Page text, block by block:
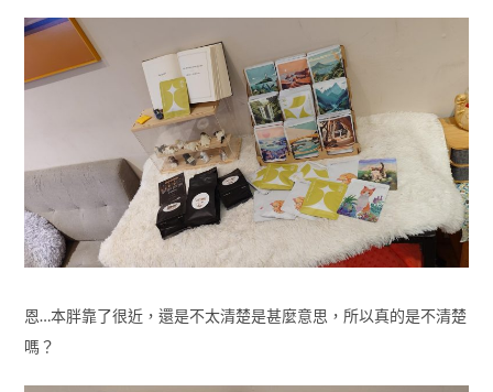
恩…本胖靠了很近，還是不太清楚是甚麼意思，所以真的是不清楚
嗎？